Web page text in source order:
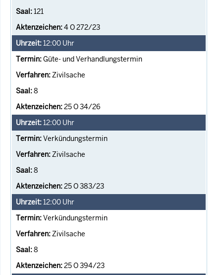
121
4 O 272/23
12:00 Uhr
Güte- und Verhandlungstermin
Zivilsache
8
25 O 34/26
12:00 Uhr
Verkündungstermin
Zivilsache
8
25 O 383/23
12:00 Uhr
Verkündungstermin
Zivilsache
8
25 O 394/23